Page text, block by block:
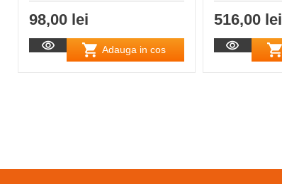
98,00 lei
Adauga in cos
516,00 lei